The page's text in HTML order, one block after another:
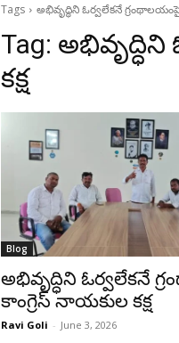
Tags అభివృద్ధిని ఓర్వలేకనే
Tag:
కక్ష
Blog
అభివృద్ధిని ఓర్వలేకనే
కాంగ్రెస్ నాయకుల కక్ష
Ravi Goli - June 3, 2026